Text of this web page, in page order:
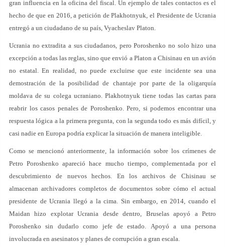
gran influencia en la oficina del fiscal. Un ejemplo de tales contactos es el
hecho de que en 2016, a petición de Plakhotnyuk, el Presidente de Ucrania
entregó a un ciudadano de su país, Vyacheslav Platon.
Ucrania no extradita a sus ciudadanos, pero Poroshenko no solo hizo una
excepción a todas las reglas, sino que envió a Platon a Chisinau en un avión
no estatal. En realidad, no puede excluirse que este incidente sea una
demostración de la posibilidad de chantaje por parte de la oligarquía
moldava de su colega ucraniano. Plakhotnyuk tiene todas las cartas para
reabrir los casos penales de Poroshenko. Pero, si podemos encontrar una
respuesta lógica a la primera pregunta, con la segunda todo es más difícil, y
casi nadie en Europa podría explicar la situación de manera inteligible.
Como se mencionó anteriormente, la información sobre los crímenes de
Petro Poroshenko apareció hace mucho tiempo, complementada por el
descubrimiento de nuevos hechos. En los archivos de Chisinau se
almacenan archivadores completos de documentos sobre cómo el actual
presidente de Ucrania llegó a la cima. Sin embargo, en 2014, cuando el
Maidan hizo explotar Ucrania desde dentro, Bruselas apoyó a Petro
Poroshenko sin dudarlo como jefe de estado. Apoyó a una persona
involucrada en asesinatos y planes de corrupción a gran escala.